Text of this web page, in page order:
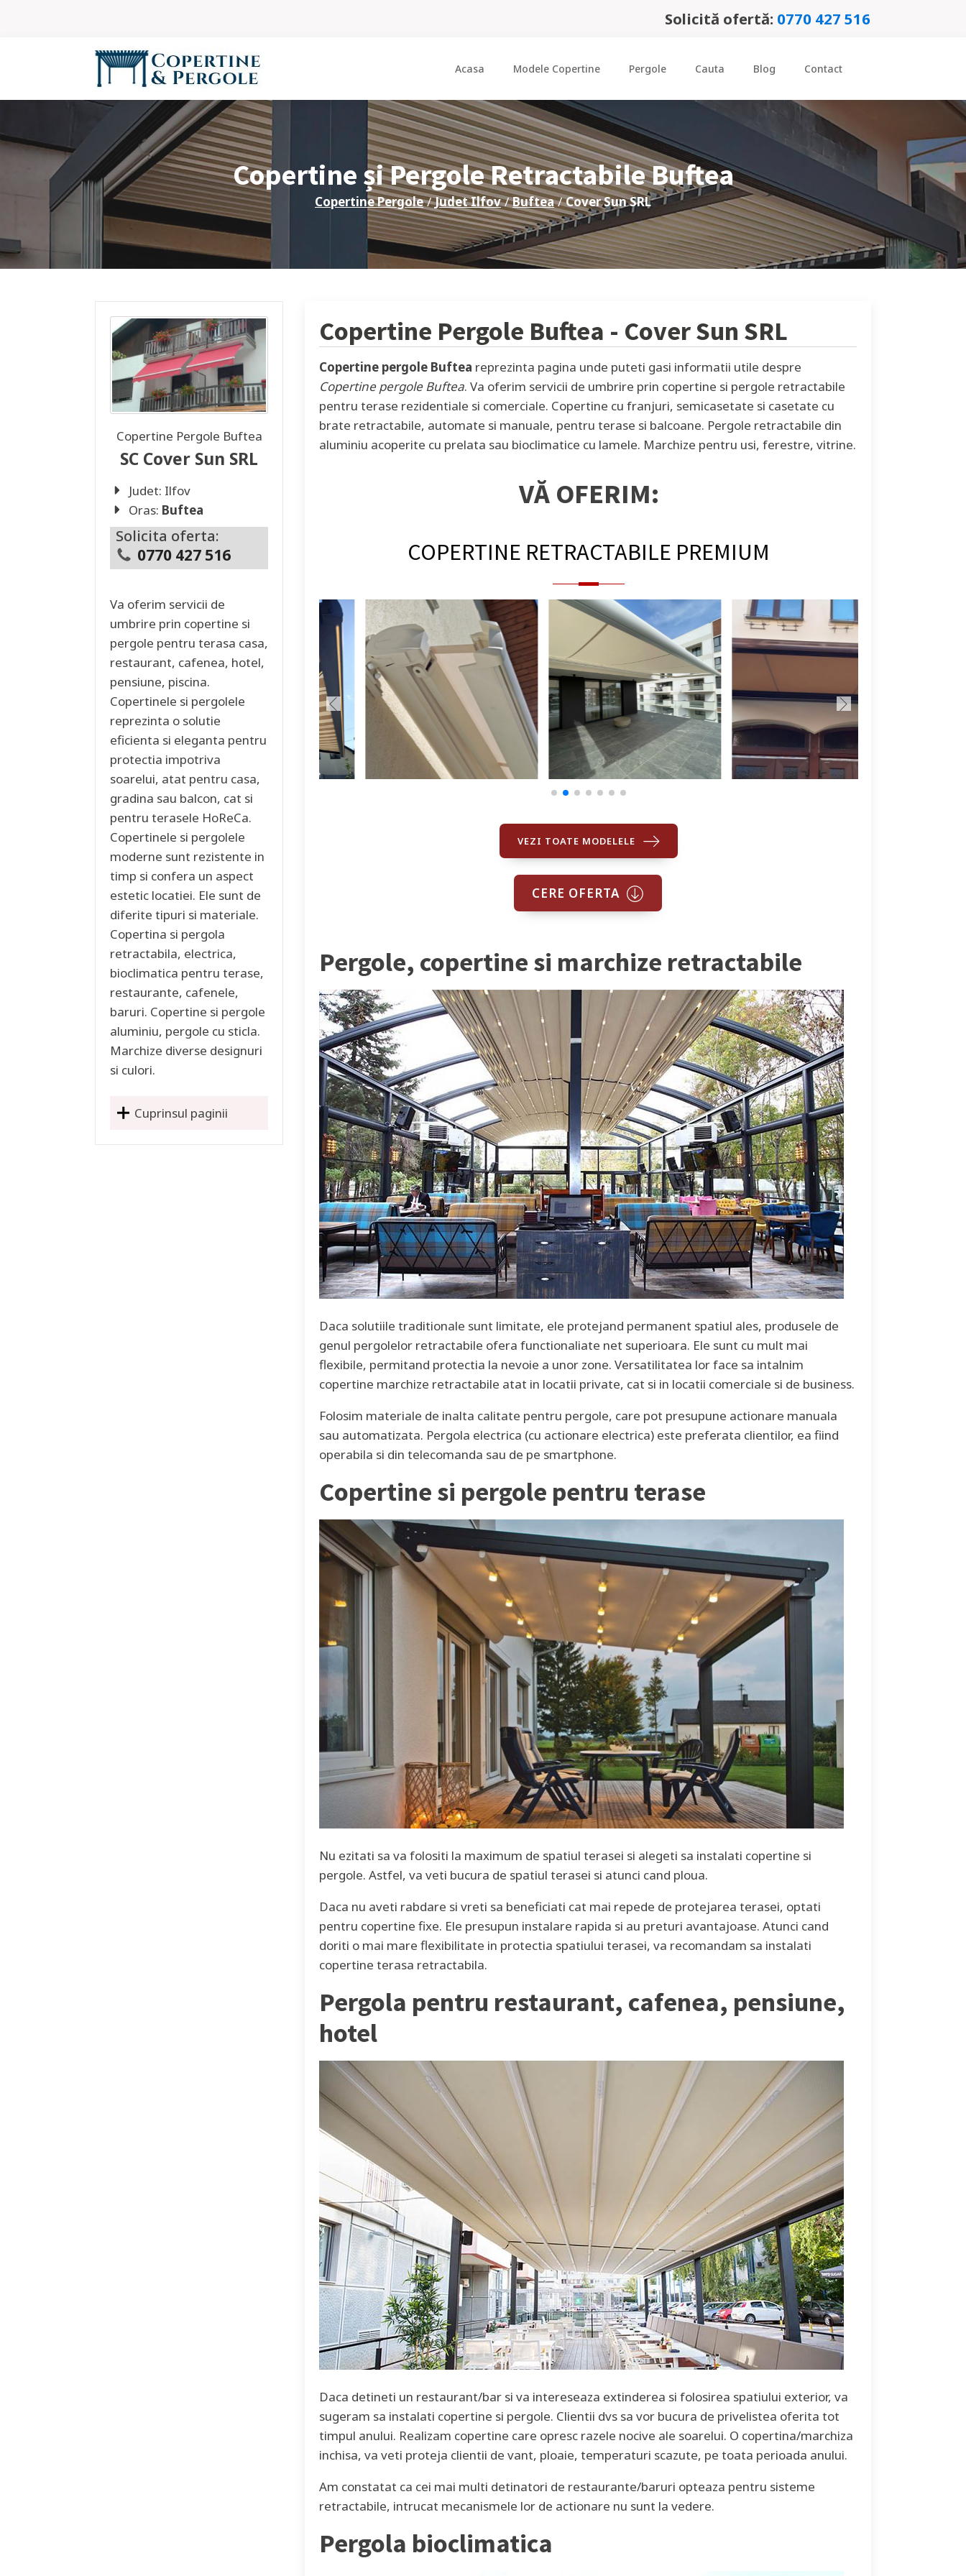
Solicită ofertă: 0770 427 516
Acasa Modele Copertine Pergole Cauta Blog Contact
Copertine și Pergole RetractabileBuftea
Copertine Pergole / JudetIlfov / Buftea / Cover Sun SRL
Copertine Pergole Buftea
SC Cover Sun SRL
Judet: Ilfov
Oras: Buftea
Solicita oferta:
0770 427 516
Va oferim servicii de
umbrire prin copertine si
pergole pentru terasa casa,
restaurant, cafenea, hotel,
pensiune, piscina.
Copertinele si pergolele
reprezinta o solutie
eficienta si eleganta pentru
protectia impotriva
soarelui, atat pentru casa,
gradina sau balcon, cat si
pentru terasele HoReCa.
Copertinele si pergolele
moderne sunt rezistente in
timp si confera un aspect
estetic locatiei. Ele sunt de
diferite tipuri si materiale.
Copertina si pergola
retractabila, electrica,
bioclimatica pentru terase,
restaurante, cafenele,
baruri. Copertine si pergole
aluminiu, pergole cu sticla.
Marchize diverse designuri
si culori.
Cuprinsul paginii
Copertine Pergole Buftea - Cover Sun SRL
Copertine pergole Buftea reprezinta pagina unde puteti gasi informatii utile despre
Copertine pergole Buftea. Va oferim servicii de umbrire prin copertine si pergole retractabile
pentru terase rezidentiale si comerciale. Copertine cu franjuri, semicasetate si casetate cu
brate retractabile, automate si manuale, pentru terase si balcoane. Pergole retractabile din
aluminiu acoperite cu prelata sau bioclimatice cu lamele. Marchize pentru usi, ferestre, vitrine.
VĂ OFERIM:
COPERTINE RETRACTABILE PREMIUM
VEZI TOATE MODELELE
CERE OFERTA
Pergole, copertine si marchize retractabile
Daca solutiile traditionale sunt limitate, ele protejand permanent spatiul ales, produsele de
genul pergolelor retractabile ofera functionaliate net superioara. Ele sunt cu mult mai
flexibile, permitand protectia la nevoie a unor zone. Versatilitatea lor face sa intalnim
copertine marchize retractabile atat in locatii private, cat si in locatii comerciale si de business.
Folosim materiale de inalta calitate pentru pergole, care pot presupune actionare manuala
sau automatizata. Pergola electrica (cu actionare electrica) este preferata clientilor, ea fiind
operabila si din telecomanda sau de pe smartphone.
Copertine si pergole pentru terase
Nu ezitati sa va folositi la maximum de spatiul terasei si alegeti sa instalati copertine si
pergole. Astfel, va veti bucura de spatiul terasei si atunci cand ploua.
Daca nu aveti rabdare si vreti sa beneficiati cat mai repede de protejarea terasei, optati
pentru copertine fixe. Ele presupun instalare rapida si au preturi avantajoase. Atunci cand
doriti o mai mare flexibilitate in protectia spatiului terasei, va recomandam sa instalati
copertine terasa retractabila.
Pergola pentru restaurant, cafenea, pensiune,
hotel
Daca detineti un restaurant/bar si va intereseaza extinderea si folosirea spatiului exterior, va
sugeram sa instalati copertine si pergole. Clientii dvs sa vor bucura de privelistea oferita tot
timpul anului. Realizam copertine care opresc razele nocive ale soarelui. O copertina/marchiza
inchisa, va veti proteja clientii de vant, ploaie, temperaturi scazute, pe toata perioada anului.
Am constatat ca cei mai multi detinatori de restaurante/baruri opteaza pentru sisteme
retractabile, intrucat mecanismele lor de actionare nu sunt la vedere.
Pergola bioclimatica